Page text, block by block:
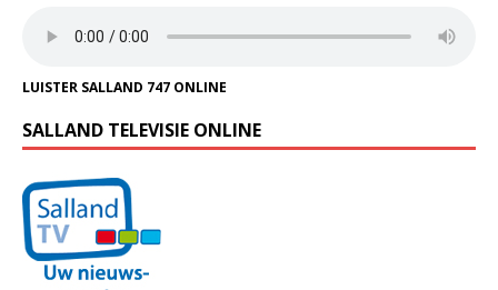
LUISTER SALLAND 747 ONLINE
SALLAND TELEVISIE ONLINE